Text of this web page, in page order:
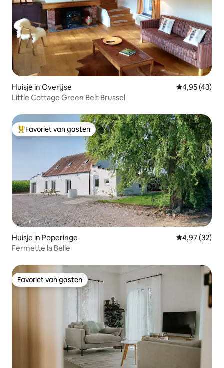
Huisje in Overijse Gemiddelde
4,95 (43)
Little Cottage Green Belt Brussel
Topfavoriet van gasten
Favoriet van gasten
Huisje in Poperinge Gemiddelde
4,97 (32)
Fermette la Belle
Favoriet van gasten
Favoriet van gasten